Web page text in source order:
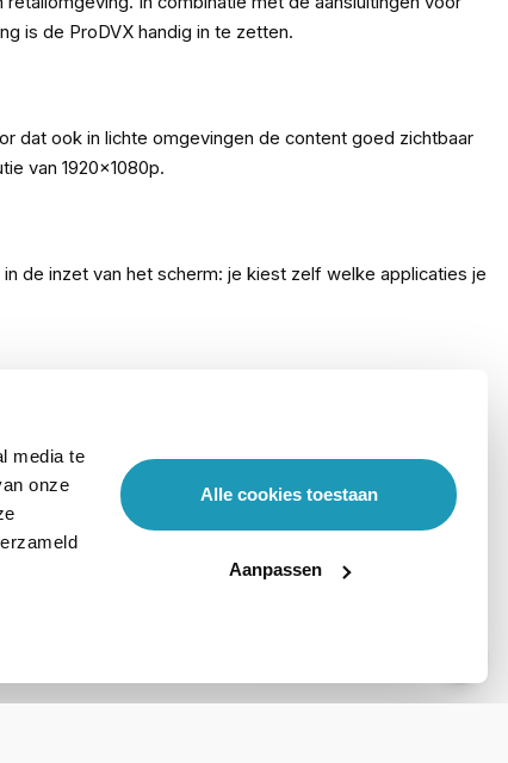
media te
onze
Alle cookies toestaan
Aanpassen
is de ProDVX handig in te zetten.
dat ook in lichte omgevingen de content goed zichtbaar
van 1920x1080p.
de inzet van het scherm: je kiest zelf welke applicaties je
De ProDVX IPPC-24 kan een netwerkverbinding onder
het display de volgende aansluitingen: 3.5mm audio-out,